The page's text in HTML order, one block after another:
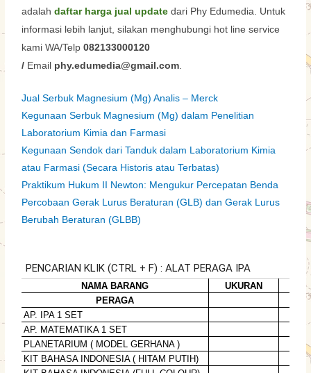
adalahdaftar harga jual update dari Phy Edumedia. Untuk
informasi lebih lanjut, silakan menghubungi hot line service
kami WA/Telp082133000120
/ Email phy.edumedia@gmail.com.
Jual Serbuk Magnesium (Mg) Analis – Merck
Kegunaan Serbuk Magnesium (Mg) dalam Penelitian
Laboratorium Kimia dan Farmasi
Kegunaan Sendok dari Tanduk dalam Laboratorium Kimia
atau Farmasi (Secara Historis atau Terbatas)
Praktikum Hukum II Newton: Mengukur Percepatan Benda
Percobaan Gerak Lurus Beraturan (GLB) dan Gerak Lurus
Berubah Beraturan (GLBB)